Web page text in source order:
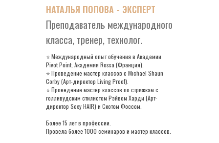
НАТАЛЬЯ ПОПОВА - ЭКСПЕРТ
Преподаватель международного
класса, тренер, технолог.
⭐ Международный опыт обучения в Академии
Pivot Point, Академии Rossa (Франция).
⭐ Проведение мастер классов с Michael Shaun
Corby (Арт-директор Living Proof).
⭐ Проведение мастер классов по стрижкам с
голливудским стилистом Рэйвом Харди (Арт-
директор Sexy HAIR) и Скотом Фоссом.
Более 15 лет в профессии.
Провела более 1000 семинаров и мастер классов.